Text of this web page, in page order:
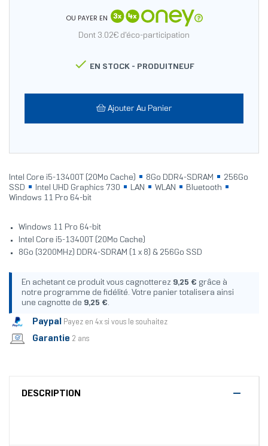
OU PAYER EN
Dont 3.02€ d'éco-participation
 EN STOCK - PRODUITNEUF
Ajouter Au Panier
Intel Core i5-13400T (20Mo Cache) 8Go DDR4-SDRAM
256Go
SSD
Intel UHD Graphics 730 LAN WLAN
Bluetooth
Windows 11 Pro 64-bit
Windows 11 Pro 64-bit
Intel Core i5-13400T (20Mo Cache)
8Go (3200MHz) DDR4-SDRAM (1 x 8) & 256Go SSD
En achetant ce produit vous cagnotterez 9,25 € grâce à
notre programme de fidélité. Votre panier totalisera ainsi
une cagnotte de 9,25 €.
Paypal Payez en 4x si vous le souhaitez
Garantie 2 ans
DESCRIPTION